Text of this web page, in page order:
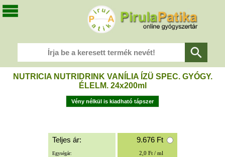
NUTRICIA NUTRIDRINK VANÍLIA ÍZÜ SPEC. GYÓGY.
ÉLELM. 24x200ml
Vény nélkül is kiadható tápszer
Teljes ár: 9.676Ft
Egységár: 2,0 Ft / ml